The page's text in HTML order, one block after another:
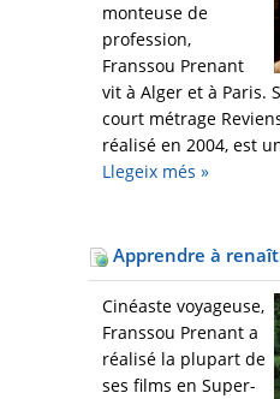
monteuse de
profession,
Franssou Prenant
vit à Alger et à Paris.
court métrage
réalisé en 2004, est
Llegeix més »
Apprendre à
Cinéaste voyageuse,
Franssou Prenant a
réalisé la plupart de
ses films en Super-